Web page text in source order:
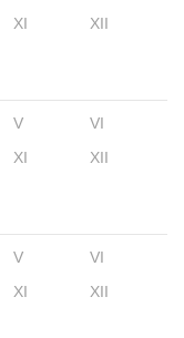
XI XII
V
VI
XI XII
V
VI
XI XII